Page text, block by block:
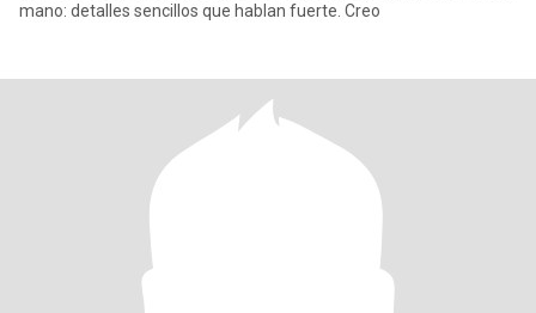
mano: detalles sencillos que hablan fuerte. Creo